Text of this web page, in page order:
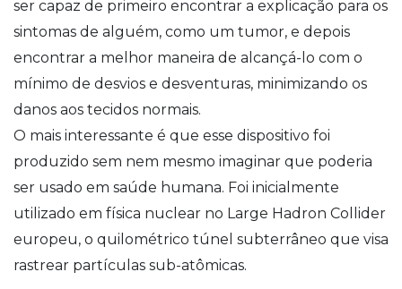
ser capaz de primeiro encontrar a explicação para os
sintomas de alguém, como um tumor, e depois
encontrar a melhor maneira de alcançá-lo com o
mínimo de desvios e desventuras, minimizando os
danos aos tecidos normais.
O mais interessante é que esse dispositivo foi
produzido sem nem mesmo imaginar que poderia
ser usado em saúde humana. Foi inicialmente
utilizado em física nuclear no Large Hadron Collider
europeu, o quilométrico túnel subterrâneo que visa
rastrear partículas sub-atômicas.